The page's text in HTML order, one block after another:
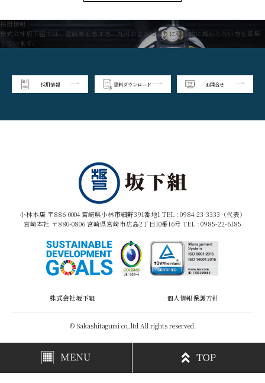
採用情報
株式会社坂下組では、建設業を志す方、九州のまちづくりに積極的に携わりたい方を募集
しています。
採用情報 資料ダウンロード お問合せ
小林本店 〒886-0004 宮崎県小林市細野391番地1 TEL : 0984-23-3333（代表）
宮崎本社 〒880-0806 宮崎県宮崎市広島2丁目10番16号 TEL : 0985-22-6185
株式会社坂下組 個人情報保護方針
© Sakashitagumi co,.ltd All rights reserved.